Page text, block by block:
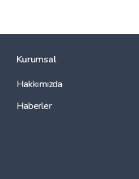
Kurumsal
Hakkımızda
Haberler